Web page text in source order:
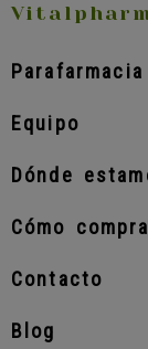
Vitalpharm
Parafarmacia
Equipo
Dónde
Cómo
Contacto
Blog